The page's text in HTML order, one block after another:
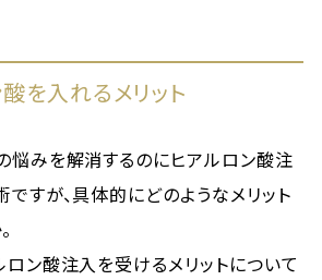
を入れるメリット
悩みを解消するのにヒアルロン酸注
すが、具体的にどのようなメリット
ン酸注入を受けるメリットについて